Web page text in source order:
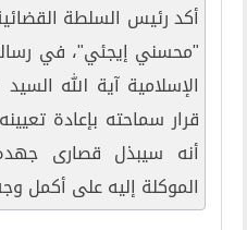
أكد رئيس السلطة
"محسني إيجئي"، في
الإسلامية آية الله
قرار سماحته بإعادة
أنه سيبذل قصارى
الموكلة إليه على أكمل